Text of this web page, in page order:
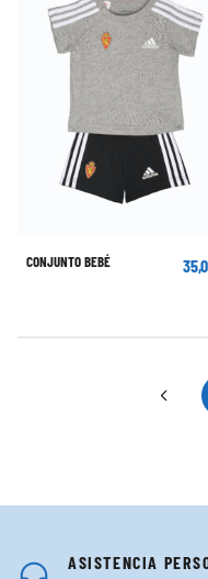
CONJUNTO BEBÉ
ASISTENCIA